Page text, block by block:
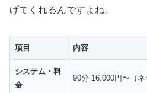
げてくれるんですよね。
項目 内容
システム・料
金
90分 16,000円〜（ネ